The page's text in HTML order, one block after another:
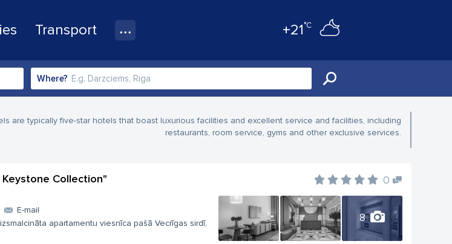
Transport +21°C
Where?
are typically five-star hotels that boast luxurious facilities and excellent service and facilities, including
restaurants, room service, gyms and other exclusive services.
Collection" 0
8
E-mail
apartamentu viesnīca pašā Vecrīgas sirdī,